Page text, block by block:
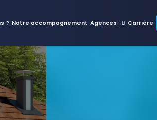
? Notre accompagnement Agences Carrière